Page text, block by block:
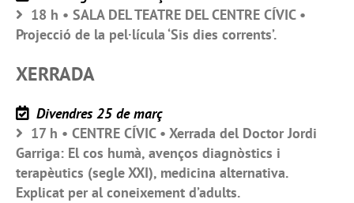
18 h • SALA DEL TEATRE DEL CENTRE CÍVIC •
Projecció de la pel·lícula ‘Sis dies corrents’.
XERRADA
Divendres 25 de març
17 h • CENTRE CÍVIC • Xerrada del Doctor Jordi
Garriga: El cos humà, avenços diagnòstics i
terapèutics (segle XXI), medicina alternativa.
Explicat per al coneixement d’adults.